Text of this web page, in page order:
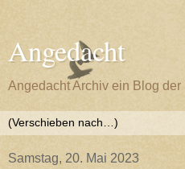
Angedacht
Angedacht Archiv ein Blog
Samstag, 20. Mai 2023